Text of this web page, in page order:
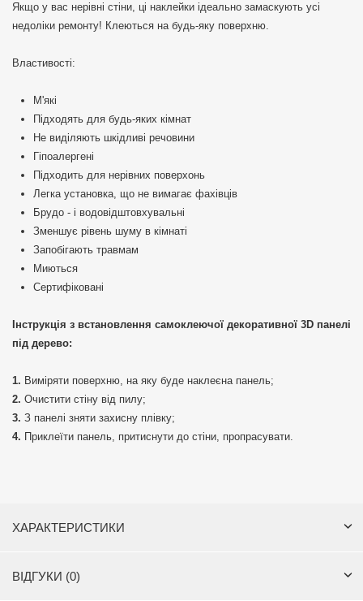
Якщо у вас нерівні стіни, ці наклейки ідеально замаскують усі
недоліки ремонту! Клеються на будь-яку поверхню.
Властивості:
М'які
Підходять для будь-яких кімнат
Не виділяють шкідливі речовини
Гіпоалергені
Підходить для нерівних поверхонь
Легка установка, що не вимагає фахівців
Брудо - і водовідштовхувальні
Зменшує рівень шуму в кімнаті
Запобігають травмам
Миються
Сертифіковані
Інструкція з встановлення самоклеючої декоративної 3D панелі
під дерево:
Виміряти поверхню, на яку буде наклеєна панель;
Очистити стіну від пилу;
З панелі зняти захисну плівку;
Приклеїти панель, притиснути до стіни, пропрасувати.
ХАРАКТЕРИСТИКИ
ВІДГУКИ (0)